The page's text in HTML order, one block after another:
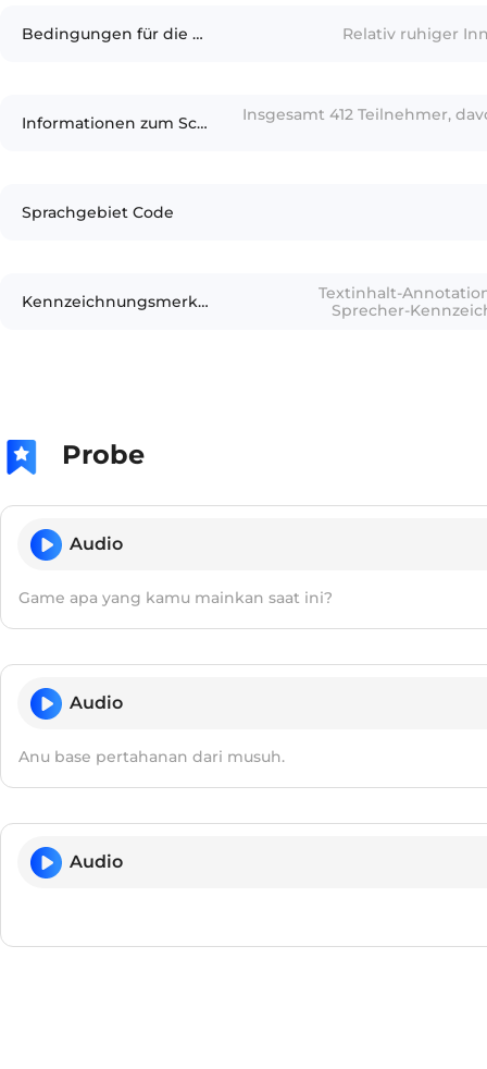
Bedingungen für die Aufzeichnung Relativ ruhiger
Informationen zum Schreiber Insgesamt 412 Teilnehmer,
Sprachgebiet Code
Kennzeichnungsmerkmale
Textinhalt-
Sprecher-
Probe
Audio
Game apa yang kamu mainkan saat ini?
Audio
Anu base pertahanan dari musuh.
Audio